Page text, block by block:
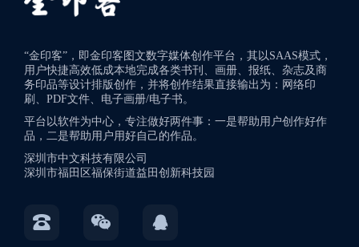
“金印客”，即金印客图文数字媒体创作平台，其以SAAS模式，
用户快捷高效低成本地完成各类书刊、画册、报纸、杂志及商
务印品等设计排版创作，并将创作结果直接输出为：网络印
刷、PDF文件、电子画册/电子书。
平台以软件为中心，专注做好两件事：一是帮助用户创作好作
品，二是帮助用户用好自己的作品。
深圳市中文科技有限公司
深圳市福田区福保街道益田创新科技园